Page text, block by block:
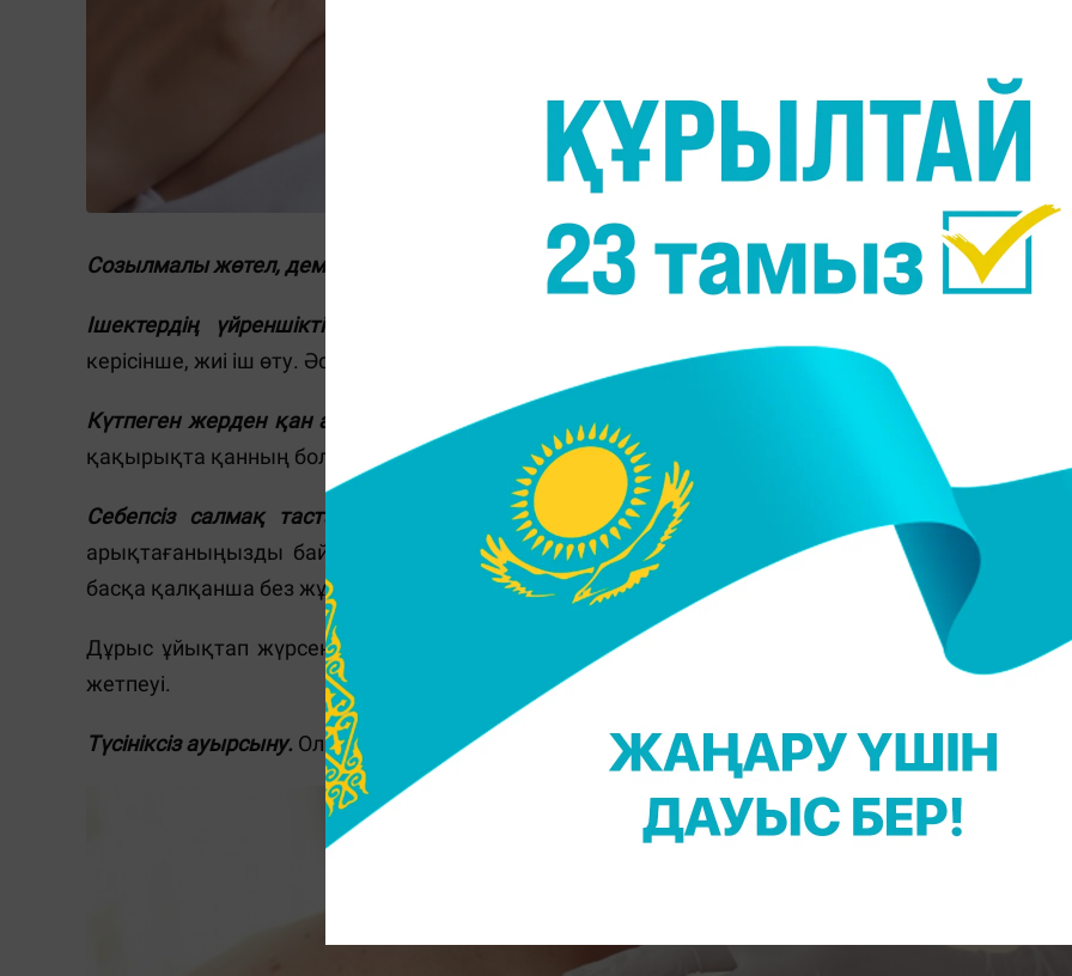
Созылмалы жөтел, демікпе немесе жұтыну кезіндегі қиындықтар.
Ішектердің үйреншікті жұмысындағы өзгерістер.
керісінше, жиі іш өту. Әсіресе, дәреттен қан іздерін байқасаңыз, бірден дәрігерге көрініңіз.
Күтпеген жерден қан ағу.
Қынаптан қан түріндегі бөліністің шығуы, зәрде немесе
қақырықта қанның болуы.
Себепсіз салмақ тастау.
Егер кенеттен және аз уақыт аралығында (бірнеше айда)
арықтағаныңызды байқасаңыз, бұл уайымдауға себеп. Бұлай жылдам салмақ тастау
басқа қалқанша без жұмысының бұзылуын немесе диабеттің дамуын білдіруі мүмкін.
Дұрыс ұйықтап жүрсеңіз де,
және әдеттегі нәрселерге мүлдем
жетпеуі.
Түсініксіз ауырсыну. Ол түрлі сипатта және мерзімде болуы мүмкін.